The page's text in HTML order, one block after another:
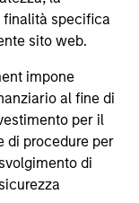
finalità specifica
sito web.
impone
al fine di
per il
di procedure per
di
La fonte di tutti i
è Morgan Stanley
essi derivanti
investitore può
record
performance sono